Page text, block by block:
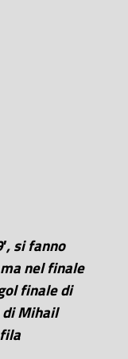
si fanno
nel finale
finale di
di Mihail